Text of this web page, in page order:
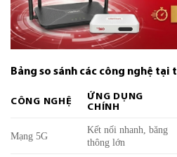
Bảng so sánh các công nghệ
CÔNG NGHỆ
ỨNG DỤNG
CHÍNH
Mạng 5G
Kết nối nhanh, băng
thông lớn